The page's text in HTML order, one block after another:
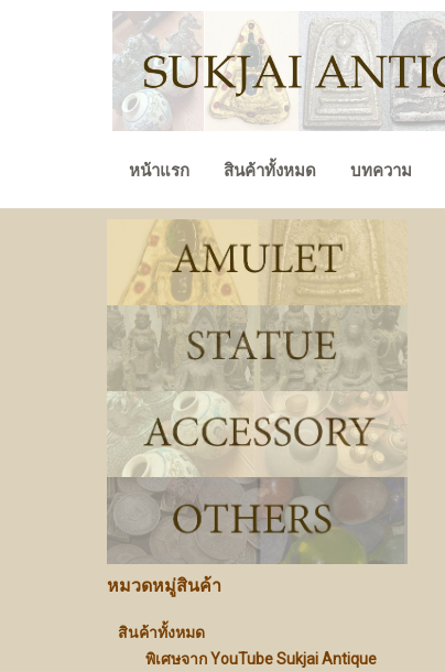
หน้าแรก สินค้าทั้งหมด บทความ
หมวดหมู่สินค้า
สินค้าทั้งหมด
พิเศษจาก YouTube Sukjai Antique